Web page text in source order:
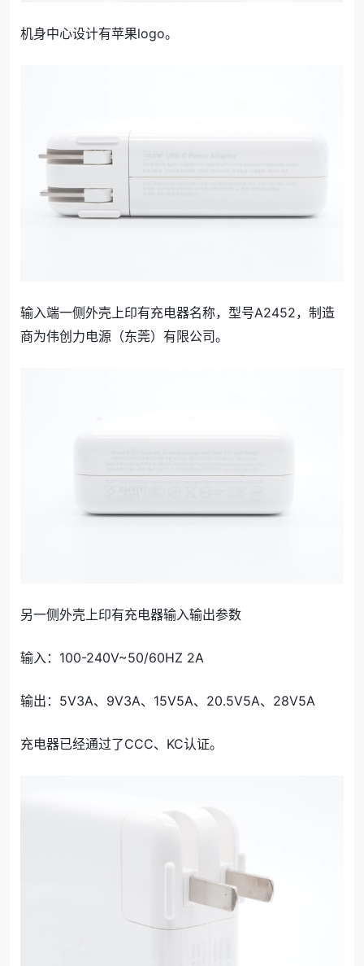
机身中心设计有苹果logo。
输入端一侧外壳上印有充电器名称，型号A2452，制造
商为伟创力电源（东莞）有限公司。
另一侧外壳上印有充电器输入输出参数
输入：100-240V~50/60HZ 2A
输出：5V3A、9V3A、15V5A、20.5V5A、28V5A
充电器已经通过了CCC、KC认证。